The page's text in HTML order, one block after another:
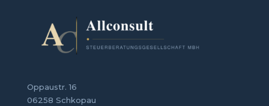
Oppaustr. 16
06258 Schkopau